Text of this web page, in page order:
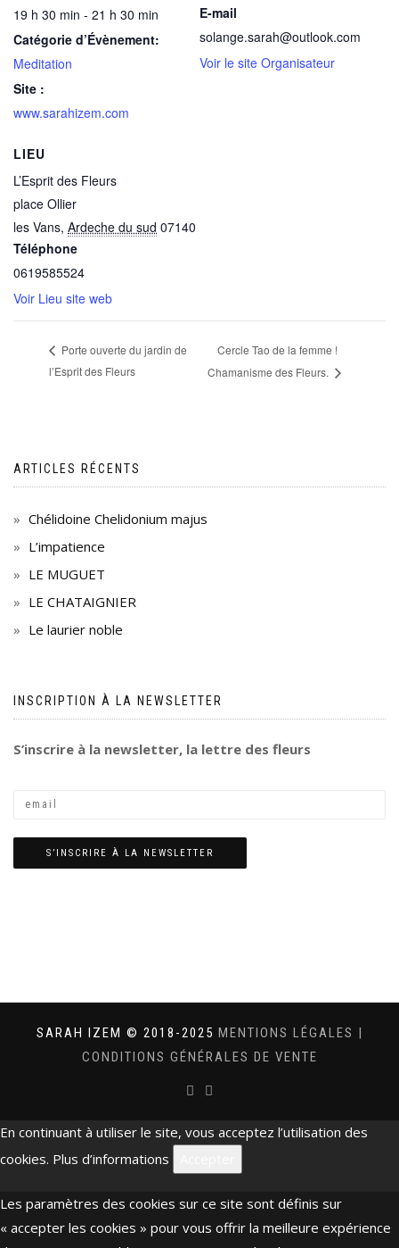
19 h 30 min - 21 h 30 min
Catégorie d’Évènement:
Meditation
Site :
www.sarahizem.com
LIEU
L’Esprit des Fleurs
place Ollier
les Vans, Ardeche du sud 07140
Téléphone
0619585524
Voir Lieu site web
E-mail
solange.sarah@outlook.com
Voir le site Organisateur
Porte ouverte du jardin de
l’Esprit des Fleurs
Cercle Tao de la femme !
Chamanisme des Fleurs.
ARTICLES RÉCENTS
Chélidoine Chelidonium majus
L’impatience
LE MUGUET
LE CHATAIGNIER
Le laurier noble
INSCRIPTION À LA NEWSLETTER
S’inscrire à la newsletter, la lettre des fleurs
SARAH IZEM © 2018-2025 MENTIONS LÉGALES |
CONDITIONS GÉNÉRALES DE VENTE
En continuant à utiliser le site, vous acceptez l’utilisation des
cookies. Plus d’informations
Les paramètres des cookies sur ce site sont définis sur
« accepter les cookies » pour vous offrir la meilleure expérience